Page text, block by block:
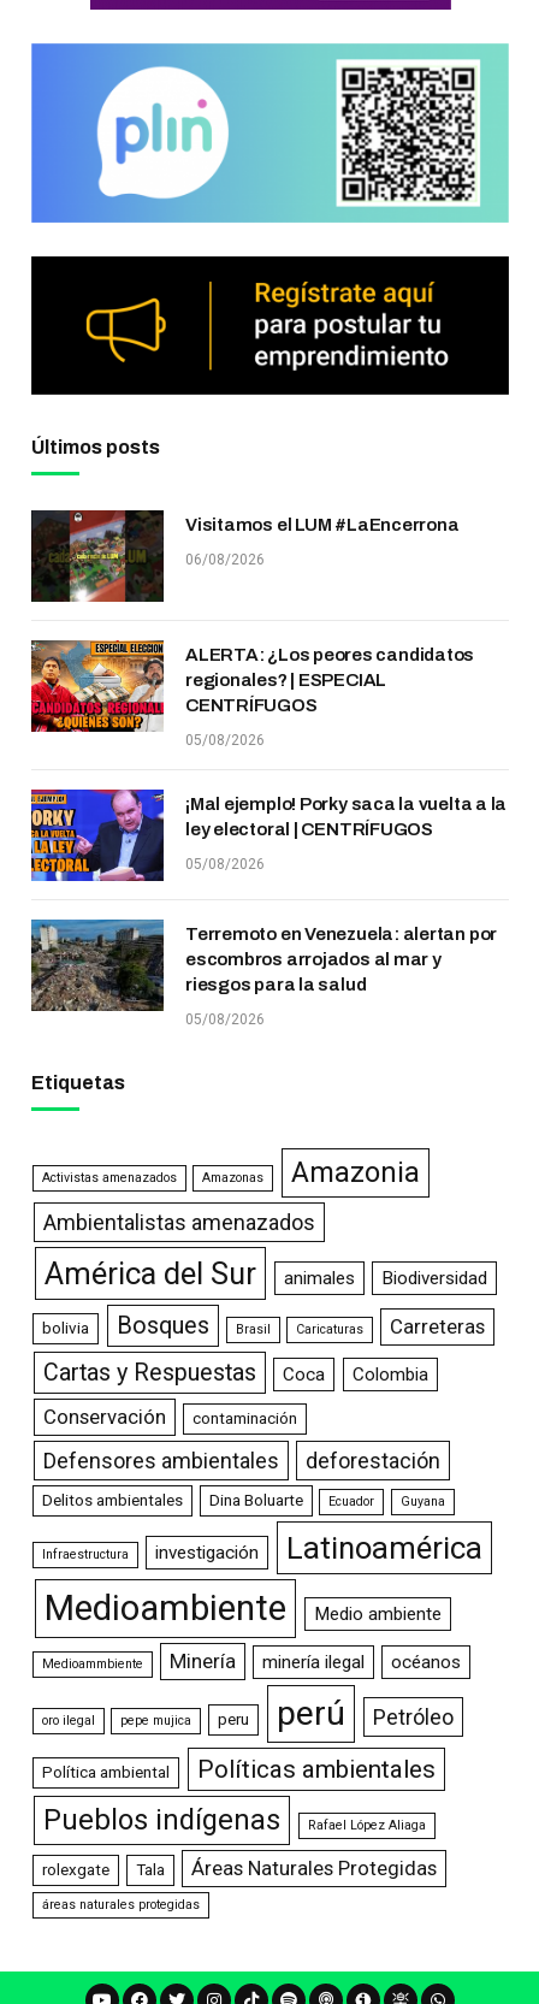
Últimos posts
Visitamos el LUM #LaEncerrona
06/08/2026
ALERTA: ¿Los peores candidatos
regionales? | ESPECIAL
CENTRÍFUGOS
05/08/2026
¡Mal ejemplo! Porky saca la vuelta a la
ley electoral | CENTRÍFUGOS
05/08/2026
Terremoto en Venezuela: alertan por
escombros arrojados al mar y
riesgos para la salud
05/08/2026
Etiquetas
Activistas amenazados Amazonas Amazonia
Ambientalistas amenazados
América del Sur animales Biodiversidad
bolivia Bosques Brasil Caricaturas Carreteras
Cartas y Respuestas Coca Colombia
Conservación contaminación
Defensores ambientales deforestación
Delitos ambientales Dina Boluarte Ecuador Guyana
Infraestructura investigación Latinoamérica
Medioambiente Medio ambiente
Medioammbiente Minería minería ilegal océanos
oro ilegal pepe mujica peru perú Petróleo
Política ambiental Políticas ambientales
Pueblos indígenas Rafael López Aliaga
rolexgate Tala Áreas Naturales Protegidas
áreas naturales protegidas